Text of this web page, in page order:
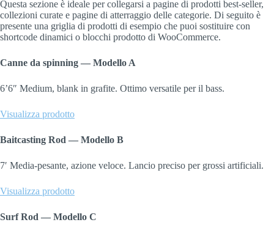
Questa sezione è ideale per collegarsi a pagine di prodotti best-seller,
collezioni curate e pagine di atterraggio delle categorie. Di seguito è
presente una griglia di prodotti di esempio che puoi sostituire con
shortcode dinamici o blocchi prodotto di WooCommerce.
Canne da spinning — Modello A
6’6″ Medium, blank in grafite. Ottimo versatile per il bass.
Visualizza prodotto
Baitcasting Rod — Modello B
7′ Media-pesante, azione veloce. Lancio preciso per grossi artificiali.
Visualizza prodotto
Surf Rod — Modello C